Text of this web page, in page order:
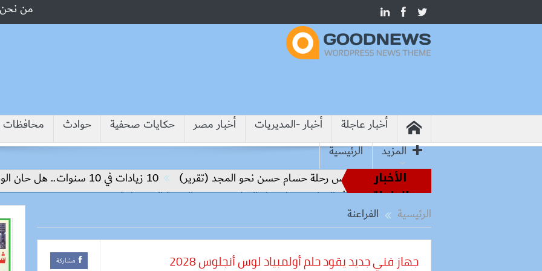
من نحن
أخبار عاجلة أخبار -المديريات أخبار مصر حكايات صحفية حوادث محافظات
المزيد
الرئيسية
الأخبار
العاجلة
الملاعب إلى قيادة الفراعنة.. كواليس رحلة حسام حسن نحو المجد (تقرير) 10 زيادات في 10 سنوات.. هل حان الوقت لرفع دعم البنزين نهائيا؟
وزير التعليم: التعاون الدولي في التعليم مفتاح بناء السلام وتحقيق التنمية المستدامة
الرئيسية الفراعنة
جهاز فني جديد يقود حلم أولمبياد لوس أنجلوس 2028 مشاركة